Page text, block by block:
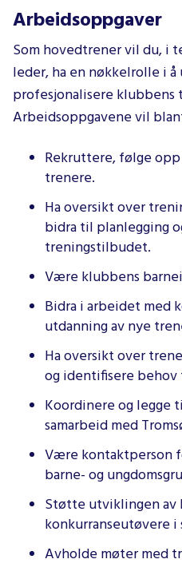
Arbeidsoppgaver
Som hovedtrener vil du, i
leder, ha en nøkkelrolle i
profesjonalisere klubbens
Arbeidsoppgavene vil
Rekruttere, følge
trenere.
Ha oversikt over
bidra til planlegging
treningstilbudet.
Være klubbens
Bidra i arbeidet med
utdanning av nye
Ha oversikt over
og identifisere
Koordinere og
samarbeid med
Være kontaktperson
barne- og
Støtte utviklingen av
konkurranseutøvere
Avholde møter med